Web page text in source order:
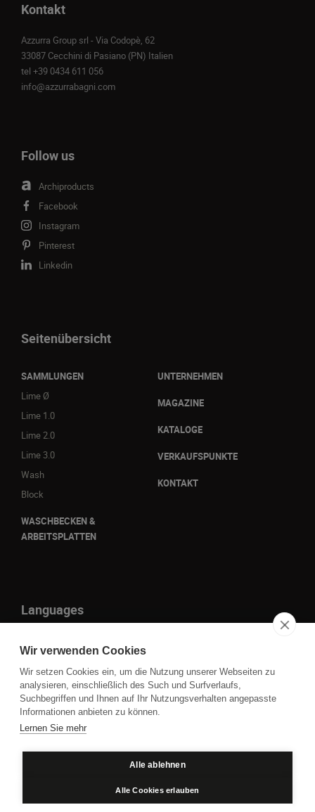
Kontakt
Azzurra Group srl - Via Codopè, 62
33087 Cecchini di Pasiano (PN) Italien
tel +39 0434 611 056
info@azzurrabagni.com
Follow us
Archiproducts
Facebook
Instagram
Pinterest
Linkedin
Seitenübersicht
SAMMLUNGEN
Lime Ø
Lime 1.0
Lime 2.0
Lime 3.0
Wash
Block
WASCHBECKEN &
ARBEITSPLATTEN
UNTERNEHMEN
MAGAZINE
KATALOGE
VERKAUFSPUNKTE
KONTAKT
Languages
de
P.IVA IT01109860930 - Cod. Fisc. 00850050261 © 2023
Cookie policy
Wir verwenden Cookies
Wir setzen Cookies ein, um die Nutzung unserer Webseiten zu
analysieren, einschließlich des Such und Surfverlaufs,
Suchbegriffen und Ihnen auf Ihr Nutzungsverhalten angepasste
Informationen anbieten zu können.
Lernen Sie mehr
Alle ablehnen
Alle Cookies erlauben